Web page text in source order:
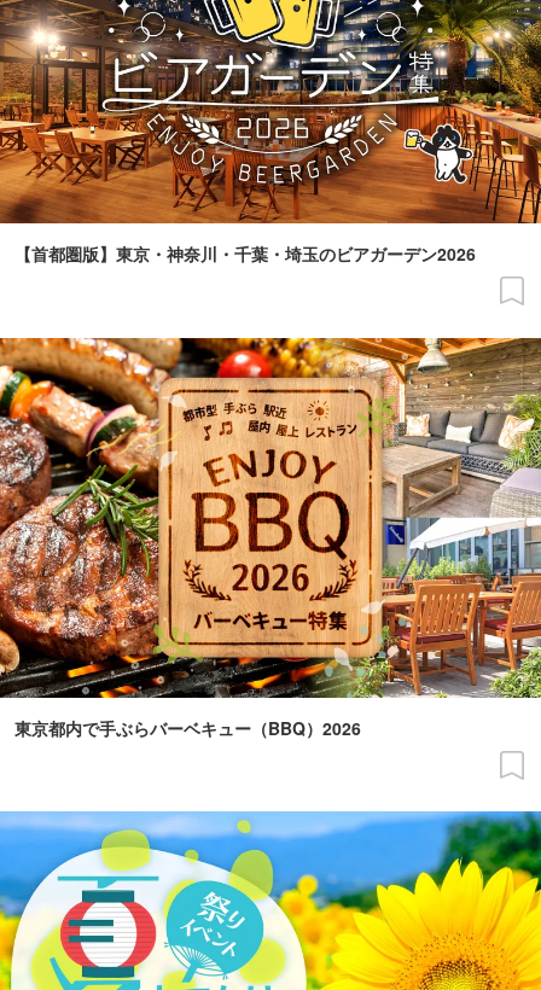
【首都圏版】東京・神奈川・千葉・埼玉のビアガーデン2026
東京都内で手ぶらバーベキュー（BBQ）2026